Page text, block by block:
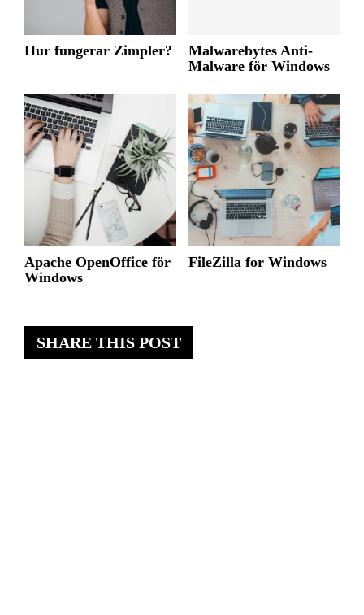
SHARE THIS POST
Hur fungerar Zimpler?
Malwarebytes Anti-
Malware för Windows
Apache OpenOffice för
Windows
FileZilla for Windows